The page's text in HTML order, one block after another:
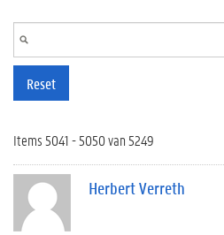
Reset
Items 5041 - 5050 van 5249
Herbert Verreth